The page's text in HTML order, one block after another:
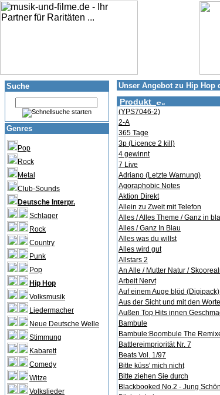
Suche
Genres
Pop
Rock
Metal
Club-Sounds
Deutsche Interpr.
Schlager
Rock
Country
Punk
Pop
Hip Hop
Volksmusik
Liedermacher
Neue Deutsche Welle
Stimmung
Kabarett
Comedy
Witze
Volkslieder
Unser Angebot zu Hip Hop
Produkt
(YPS7046-2)
2-A
365 Tage
3p (Licence 2 kill)
4 gewinnt
7 Live
Adriano (Letzte Warnung)
Agoraphobic Notes
Aktion Direkt
Allein zu Zweit mit Telefon
Alles / Alles Theme / Ganz in
Alles / Ganz In Blau
Alles was du willst
Alles wird gut
Allstars 2
An Alle / Mutter Natur /
Arbeit Nervt
Auf einem Auge blöd (Digipack)
Aus der Sicht und mit den
Außen Top Hits innen
Bambule
Bambule:Boombule The
Battlereimpriorität Nr. 7
Beats Vol. 1/97
Bitte küss' mich nicht
Bitte ziehen Sie durch
Blackbooked No.2 - Jung